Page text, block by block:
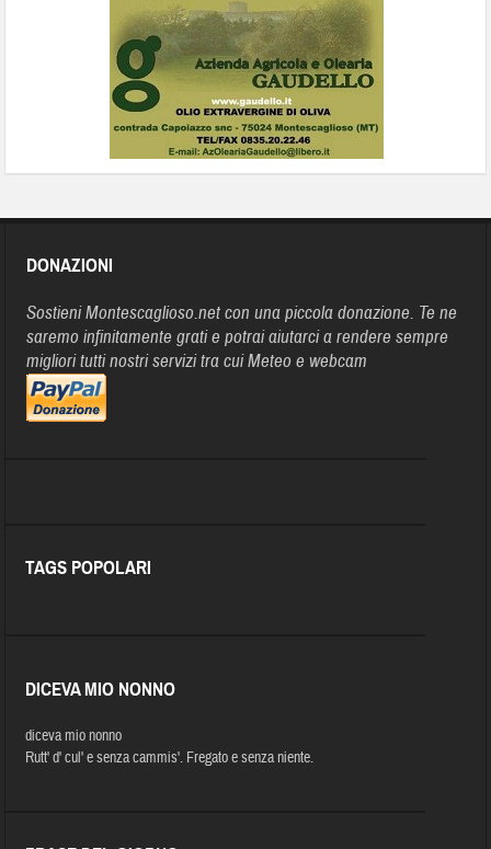
DONAZIONI
Sostieni Montescaglioso.net con una piccola donazione. Te ne
saremo infinitamente grati e potrai aiutarci a rendere sempre
migliori tutti nostri servizi tra cui Meteo e webcam
TAGS POPOLARI
DICEVA MIO NONNO
diceva mio nonno
Rutt' d' cul' e senza cammis'. Fregato e senza niente.